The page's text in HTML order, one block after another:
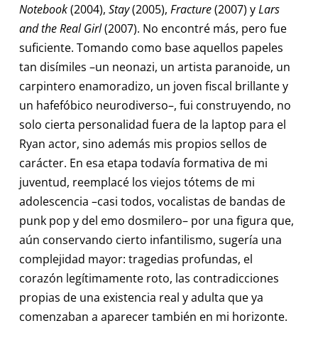
Notebook(2004), Stay(2005), Fracture(2007) yLars
and the Real Girl(2007). No encontré más, pero fue
suficiente. Tomando como base aquellos papeles
tan disímiles –un neonazi, un artista paranoide, un
carpintero enamoradizo, un joven fiscal brillante y
un hafefóbico neurodiverso–, fui construyendo, no
solo cierta personalidad fuera de la laptop para el
Ryan actor, sino además mis propios sellos de
carácter. En esa etapa todavía formativa de mi
juventud, reemplacé los viejos tótems de mi
adolescencia –casi todos, vocalistas de bandas de
punk pop y del emo dosmilero– por una figura que,
aún conservando cierto infantilismo, sugería una
complejidad mayor: tragedias profundas, el
corazón legítimamente roto, las contradicciones
propias de una existencia real y adulta que ya
comenzaban a aparecer también en mi horizonte.